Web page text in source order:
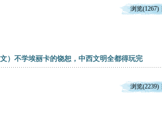
浏览(1267)
文）不学埃丽卡的饶恕，中西文明全都得玩完
浏览(2239)